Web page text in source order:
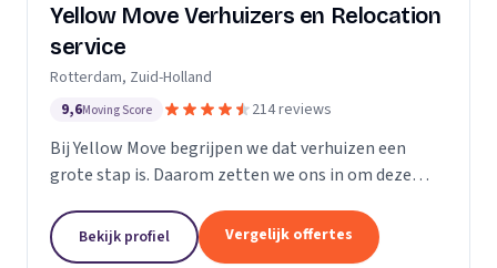
Yellow Move Verhuizers en Relocation
service
Rotterdam, Zuid-Holland
9,6Moving Score 214 reviews
Bij Yellow Move begrijpen we dat verhuizen een
grote stap is. Daarom zetten we ons in om deze
Met meer dan 35 jaar ervaring in de
verhuisindustrie,...
Bekijk profiel Vergelijk offertes